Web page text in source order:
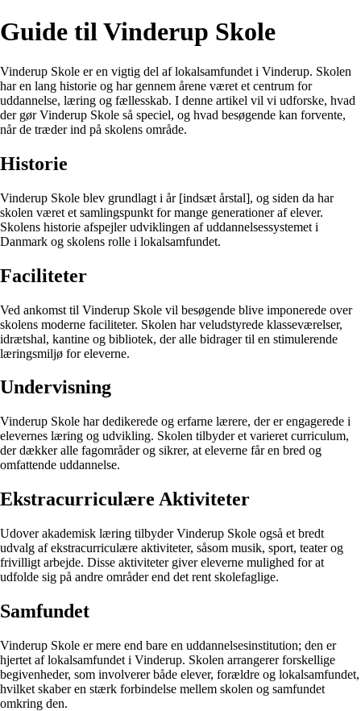
Guide til Vinderup Skole
Vinderup Skole er en vigtig del af lokalsamfundet i Vinderup. Skolen
har en lang historie og har gennem årene været et centrum for
uddannelse, læring og fællesskab. I denne artikel vil vi udforske, hvad
der gør Vinderup Skole så speciel, og hvad besøgende kan forvente,
når de træder ind på skolens område.
Historie
Vinderup Skole blev grundlagt i år [indsæt årstal], og siden da har
skolen været et samlingspunkt for mange generationer af elever.
Skolens historie afspejler udviklingen af uddannelsessystemet i
Danmark og skolens rolle i lokalsamfundet.
Faciliteter
Ved ankomst til Vinderup Skole vil besøgende blive imponerede over
skolens moderne faciliteter. Skolen har veludstyrede klasseværelser,
idrætshal, kantine og bibliotek, der alle bidrager til en stimulerende
læringsmiljø for eleverne.
Undervisning
Vinderup Skole har dedikerede og erfarne lærere, der er engagerede i
elevernes læring og udvikling. Skolen tilbyder et varieret curriculum,
der dækker alle fagområder og sikrer, at eleverne får en bred og
omfattende uddannelse.
Ekstracurriculære Aktiviteter
Udover akademisk læring tilbyder Vinderup Skole også et bredt
udvalg af ekstracurriculære aktiviteter, såsom musik, sport, teater og
frivilligt arbejde. Disse aktiviteter giver eleverne mulighed for at
udfolde sig på andre områder end det rent skolefaglige.
Samfundet
Vinderup Skole er mere end bare en uddannelsesinstitution; den er
hjertet af lokalsamfundet i Vinderup. Skolen arrangerer forskellige
begivenheder, som involverer både elever, forældre og lokalsamfundet,
hvilket skaber en stærk forbindelse mellem skolen og samfundet
omkring den.